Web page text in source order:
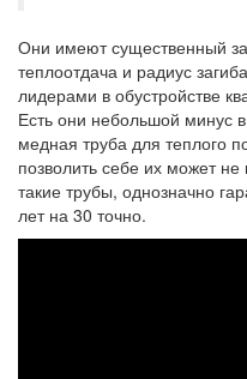
Они имеют существенный
теплоотдача и радиус
лидерами в обустройстве
Есть они небольшой минус
медная труба для теплого
позволить себе их может
такие трубы, однозначно
лет на 30 точно.